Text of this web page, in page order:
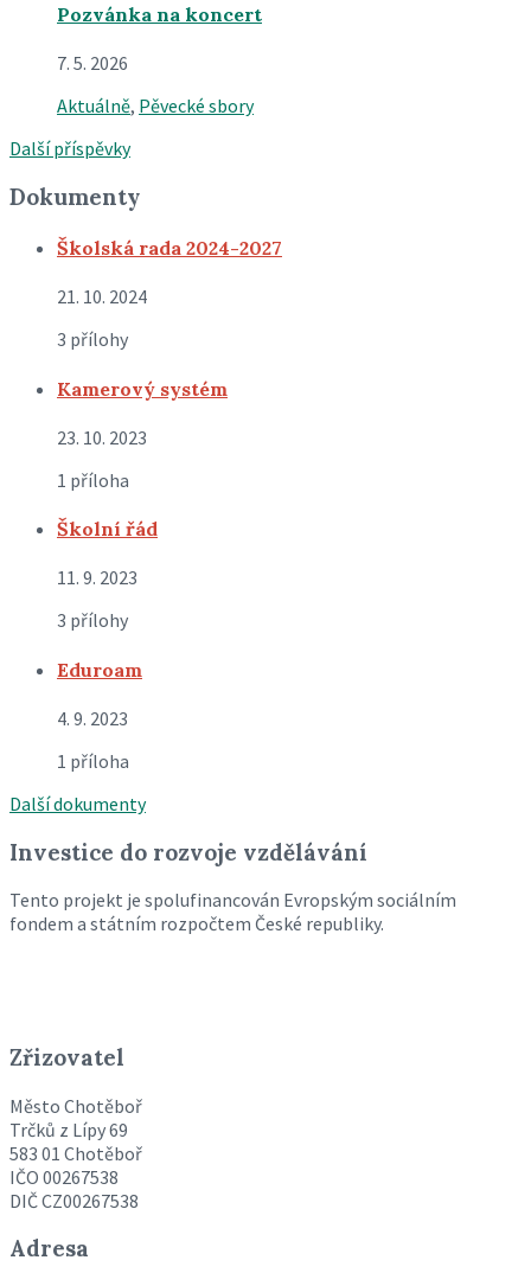
Pozvánka na koncert
7. 5. 2026
Aktuálně, Pěvecké sbory
Další příspěvky
Dokumenty
Školská rada 2024-2027
21. 10. 2024
3 přílohy
Kamerový systém
23. 10. 2023
1 příloha
Školní řád
11. 9. 2023
3 přílohy
Eduroam
4. 9. 2023
1 příloha
Další dokumenty
Investice do rozvoje vzdělávání
Tento projekt je spolufinancován Evropským sociálním
fondem a státním rozpočtem České republiky.
Zřizovatel
Město Chotěboř
Trčků z Lípy 69
583 01 Chotěboř
IČO 00267538
DIČ CZ00267538
Adresa